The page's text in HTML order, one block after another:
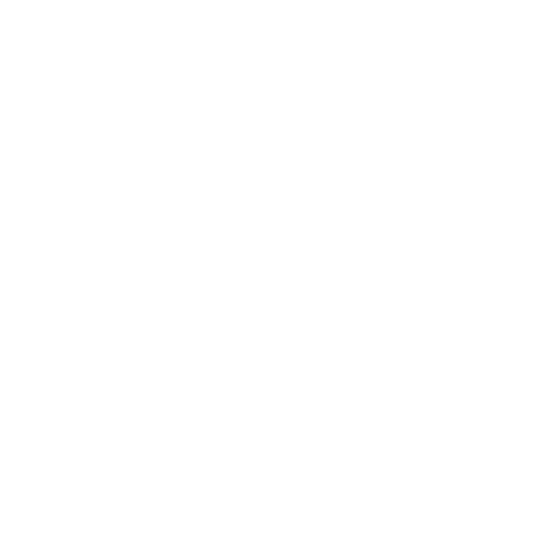
se cerraba.
provocadoras, vivas— Julia sintió algo que no
de vino y escribió un mensaje que cambiaría